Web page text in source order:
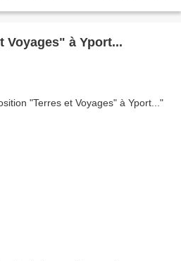
Voyages" à Yport...